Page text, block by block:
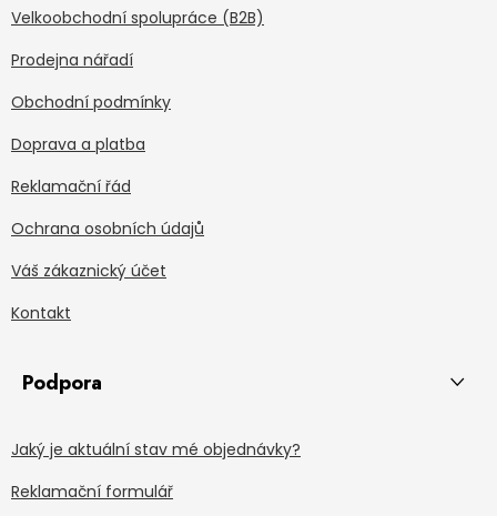
Velkoobchodní spolupráce (B2B)
Prodejna nářadí
Obchodní podmínky
Doprava a platba
Reklamační řád
Ochrana osobních údajů
Váš zákaznický účet
Kontakt
Podpora
Jaký je aktuální stav mé objednávky?
Reklamační formulář